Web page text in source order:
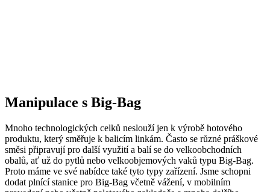
Manipulace s Big-Bag
Mnoho technologických celků neslouží jen k výrobě hotového
produktu, který směřuje k balicím linkám. Často se různé práškové
směsi připravují pro další využití a balí se do velkoobchodních
obalů, ať už do pytlů nebo velkoobjemových vaků typu Big-Bag.
Proto máme ve své nabídce také tyto typy zařízení. Jsme schopni
dodat plnící stanice pro Big-Bag včetně vážení, v mobilním